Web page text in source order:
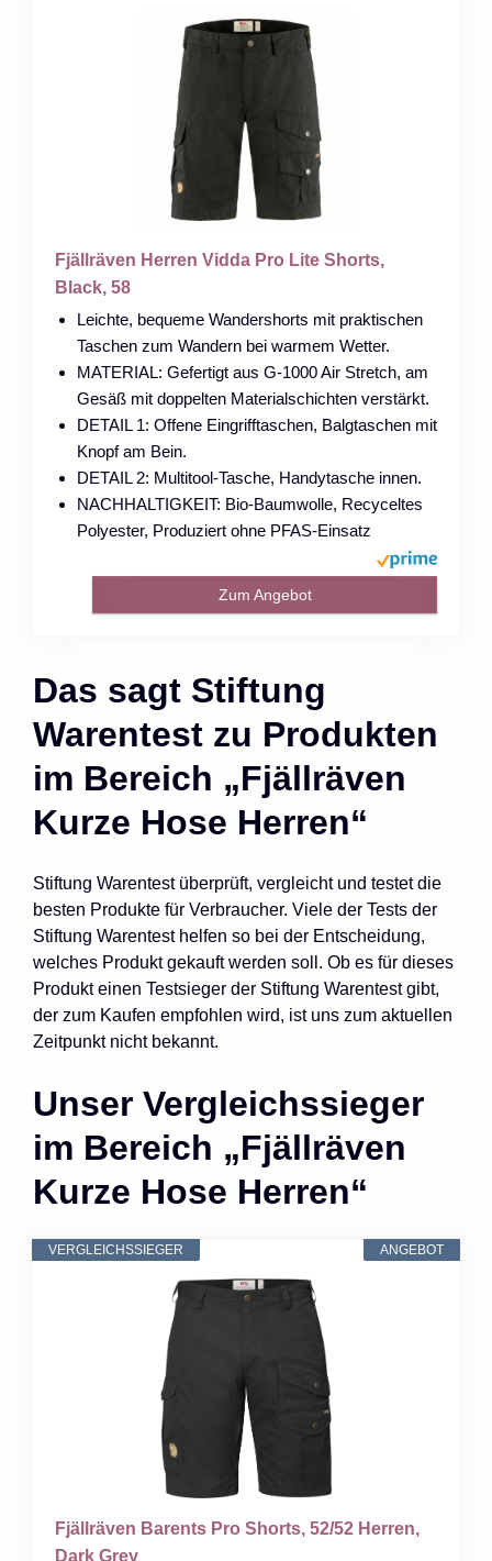
Fjällräven Herren Vidda Pro Lite Shorts,
Black, 58
Leichte, bequeme Wandershorts mit praktischen
Taschen zum Wandern bei warmem Wetter.
MATERIAL: Gefertigt aus G-1000 Air Stretch, am
Gesäß mit doppelten Materialschichten verstärkt.
DETAIL 1: Offene Eingrifftaschen, Balgtaschen mit
Knopf am Bein.
DETAIL 2: Multitool-Tasche, Handytasche innen.
NACHHALTIGKEIT: Bio-Baumwolle, Recyceltes
Polyester, Produziert ohne PFAS-Einsatz
Zum Angebot
Das sagt Stiftung
Warentest zu Produkten
im Bereich „Fjällräven
Kurze Hose Herren“
Stiftung Warentest überprüft, vergleicht und testet die
besten Produkte für Verbraucher. Viele der Tests der
Stiftung Warentest helfen so bei der Entscheidung,
welches Produkt gekauft werden soll. Ob es für dieses
Produkt einen Testsieger der Stiftung Warentest gibt,
der zum Kaufen empfohlen wird, ist uns zum aktuellen
Zeitpunkt nicht bekannt.
Unser Vergleichssieger
im Bereich „Fjällräven
Kurze Hose Herren“
ANGEBOT
VERGLEICHSSIEGER
Fjällräven Barents Pro Shorts, 52/52 Herren,
Dark Grey